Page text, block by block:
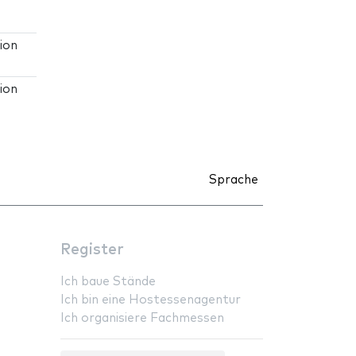
Sprache
Register
Ich baue Stände
Ich bin eine Hostessenagentur
Ich organisiere Fachmessen